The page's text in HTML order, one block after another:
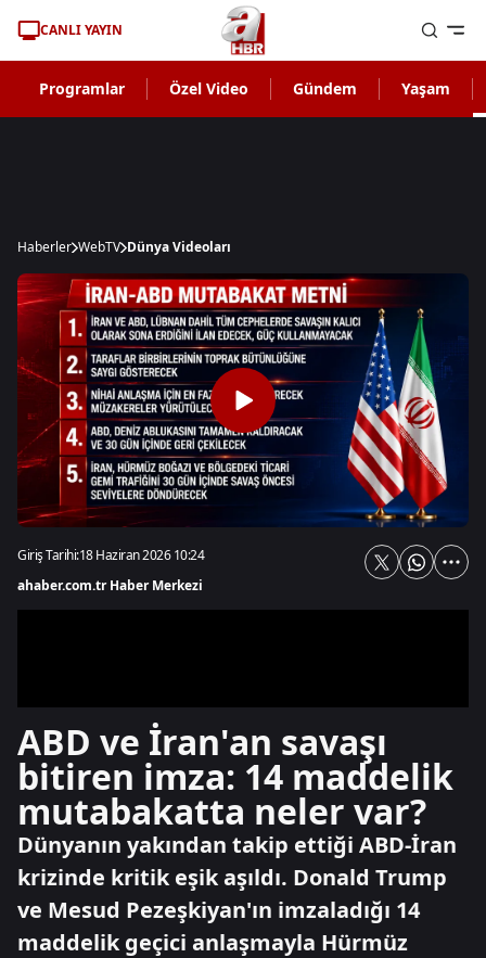
CANLI YAYIN
Programlar Özel Video Gündem Yaşam
Haberler WebTV Dünya Videoları
Giriş Tarihi:18 Haziran 2026 10:24
ahaber.com.tr Haber Merkezi
ABD ve İran'an savaşı
bitiren imza: 14 maddelik
mutabakatta neler var?
Dünyanın yakından takip ettiği ABD-İran
krizinde kritik eşik aşıldı. Donald Trump
ve Mesud Pezeşkiyan'ın imzaladığı 14
maddelik geçici anlaşmayla Hürmüz